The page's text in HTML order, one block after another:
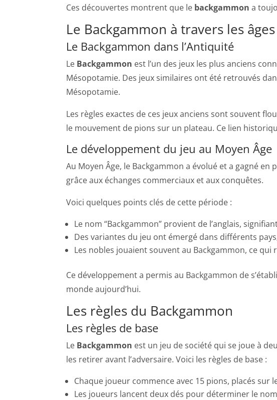
Ces découvertes montrent que le backgammon a
Le Backgammon à travers les âges
Le Backgammon dans l’Antiquité
Le Backgammon est l’un des jeux les plus anciens
Mésopotamie. Des jeux similaires ont été retrouvés
Mésopotamie.
Les règles exactes de ces jeux anciens sont souvent
le mouvement de pions sur un plateau. Ce lien
Le développement du jeu au Moyen Âge
Au Moyen Âge, le Backgammon a évolué et a gagné
grâce aux échanges commerciaux et aux conquêtes.
Voici quelques points clés de cette période :
Le nom “Backgammon” provient de l’anglais,
Des variantes du jeu ont émergé dans différents
Les nobles jouaient souvent au Backgammon, ce qui
Ce développement a permis au Backgammon de
monde aujourd’hui.
Les règles du Backgammon
Les règles de base
Le Backgammon est un jeu de société qui se joue à
les retirer avant l’adversaire. Voici les règles de base :
Chaque joueur commence avec 15 pions, placés
Les joueurs lancent deux dés pour déterminer le